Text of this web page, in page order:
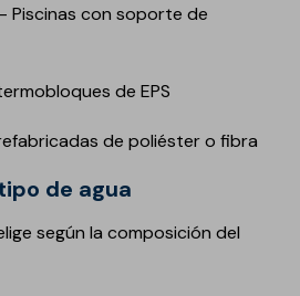
Piscinas con soporte de
de EPS
de poliéster o fibra
de agua
según la composición del